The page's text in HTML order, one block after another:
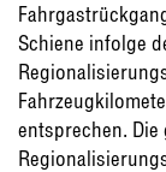
Schiene infolge
entsprechen.